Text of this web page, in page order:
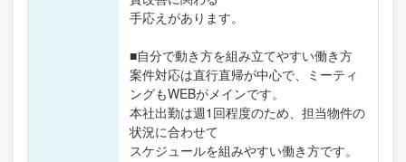
手応えがあります。
■自分で動き方を組み立てやすい働き方
案件対応は直行直帰が中心で、ミーティ
ングもWEBがメインです。
本社出勤は週1回程度のため、担当物件の
状況に合わせて
スケジュールを組みやすい働き方です。